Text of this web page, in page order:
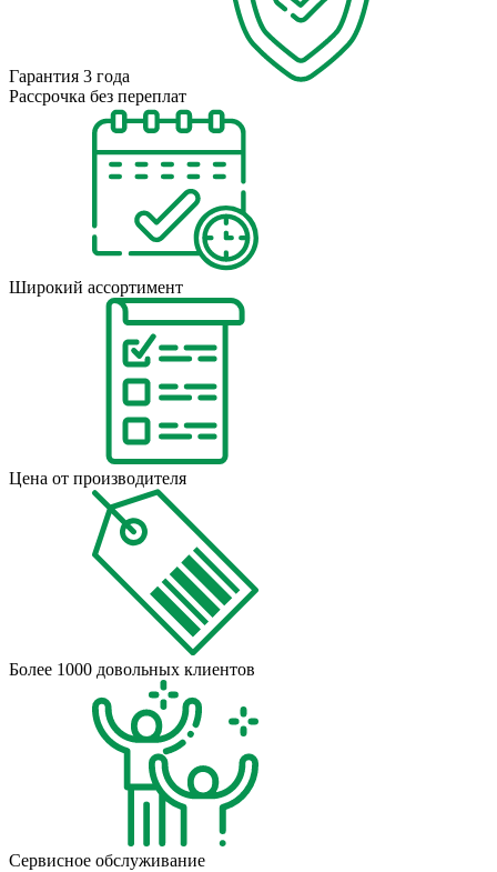
Гарантия 3 года
Рассрочка без переплат
Широкий ассортимент
Цена от производителя
Более 1000 довольных клиентов
Сервисное обслуживание